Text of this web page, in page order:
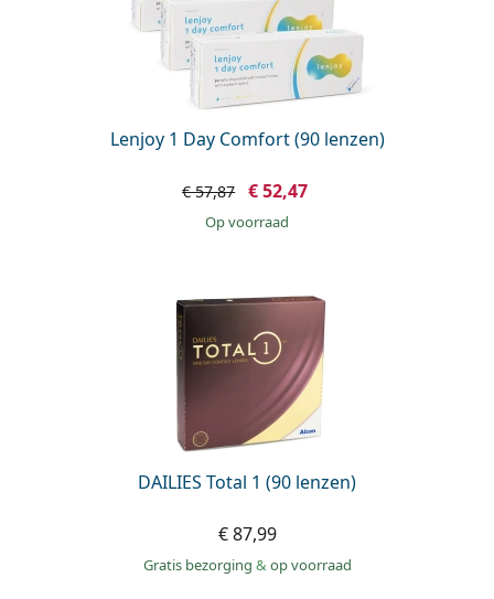
Lenjoy 1 Day Comfort (90 lenzen)
€ 57,87 € 52,47
op voorraad
DAILIES Total 1 (90 lenzen)
€ 87,99
Gratis bezorging & op voorraad